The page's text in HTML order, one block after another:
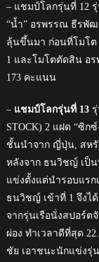
– แชมป์โลกรุ่นที่ 12 รุ่
“น้ำ” อรพรรณ ธีรพั
ลุ้นขึ้นมา ก่อนที่โมโต
1 และโมโตตัดสิน อ
173 คะแนน
– แชมป์โลกรุ่นที่ 13รุ่
STOCK) 2 แฝด “ซิ
ชั้นนำจาก ญี่ปุ่น, สหรั
หลังจาก ธนวิชญ์ เป็
แข่งตั้งแต่นำรอบแร
ธนวิชญ์ เข้าที่ 1 จึงไ
จากรุ่นเรือนั่งสปอร์ต
ผ่อง ทำเวลาดีที่สุด
ชัย เอาชนะนักแข่งรุ่